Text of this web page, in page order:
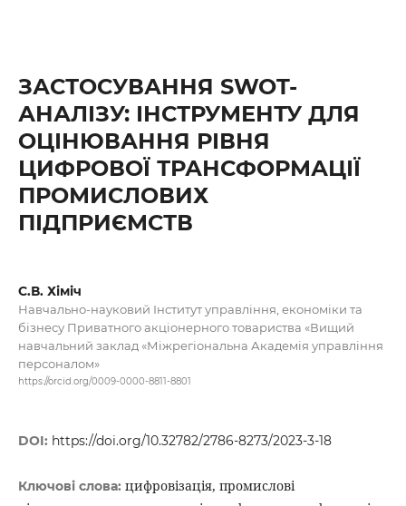
ЗАСТОСУВАННЯ SWOT-
АНАЛІЗУ: ІНСТРУМЕНТУ ДЛЯ
ОЦІНЮВАННЯ РІВНЯ
ЦИФРОВОЇ ТРАНСФОРМАЦІЇ
ПРОМИСЛОВИХ
ПІДПРИЄМСТВ
С.В. Хіміч
Навчально-науковий Інститут управління, економіки та
бізнесу Приватного акціонерного товариства «Вищий
навчальний заклад «Міжрегіональна Академія управління
персоналом»
https://orcid.org/0009-0000-8811-8801
DOI: https://doi.org/10.32782/2786-8273/2023-3-18
Ключові слова: цифровізація, промислові